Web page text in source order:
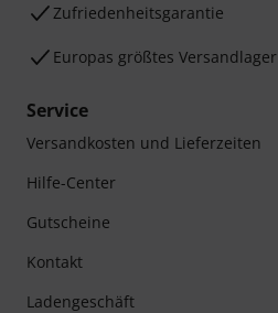
Zufriedenheitsgarantie
Europas größtes Versandlager
Service
Versandkosten und Lieferzeiten
Hilfe-Center
Gutscheine
Kontakt
Ladengeschäft